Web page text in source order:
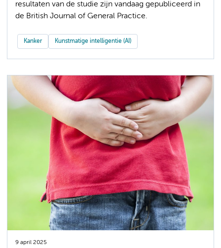
resultaten van de studie zijn vandaag gepubliceerd in
de British Journal of General Practice.
Kanker Kunstmatige intelligentie (AI)
9 april 2025